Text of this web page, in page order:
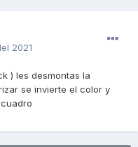
2021
) les desmontas la
se invierte el color y